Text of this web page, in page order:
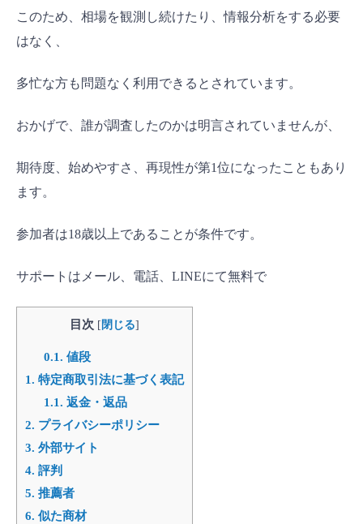
このため、相場を観測し続けたり、情報分析をする必要
はなく、
多忙な方も問題なく利用できるとされています。
おかげで、誰が調査したのかは明言されていませんが、
期待度、始めやすさ、再現性が第1位になったこともあり
ます。
参加者は18歳以上であることが条件です。
サポートはメール、電話、LINEにて無料で
目次 [ 閉じる]
0.1. 値段
1. 特定商取引法に基づく表記
1.1. 返金・返品
2. プライバシーポリシー
3. 外部サイト
4. 評判
5. 推薦者
6. 似た商材